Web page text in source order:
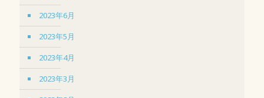
2023年6月
2023年5月
2023年4月
2023年3月